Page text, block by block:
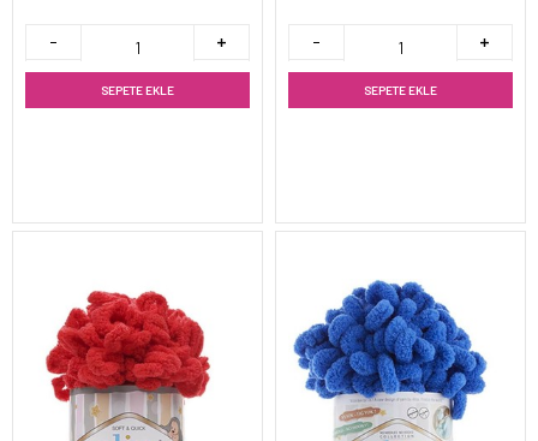
SEPETE EKLE SEPETE EKLE